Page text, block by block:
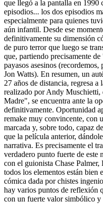
que llegó a la pantalla en 1990
episodios... los dos episodios
especialmente para quienes
aún infantil. Desde ese
definitivamente su dimensión
de puro terror que luego se
que, partiendo precisamente
payasos asesinos
Jon Watts). En resumen, un
27 años de distancia, regresa
realizado por Andy
Madre", se encuentra ante la
definitivamente. Oportunidad
remake muy convincente, con
marcada y, sobre todo, capaz
que la película anterior,
narrativa. Es precisamente el
verdadero punto fuerte de
con el guionista Chase
todos los elementos están bien
cómica dada por chistes
hay varios puntos de reflexión
con un fuerte valor simbólico